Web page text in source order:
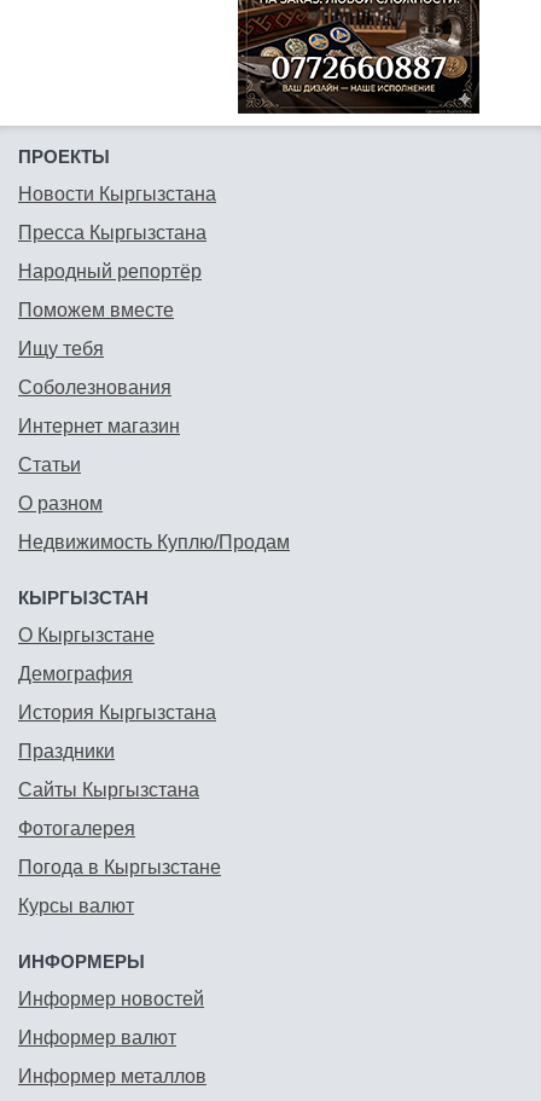
ПРОЕКТЫ
Новости Кыргызстана
Пресса Кыргызстана
Народный репортёр
Поможем вместе
Ищу тебя
Соболезнования
Интернет магазин
Статьи
О разном
Недвижимость Куплю/Продам
КЫРГЫЗСТАН
О Кыргызстане
Демография
История Кыргызстана
Праздники
Сайты Кыргызстана
Фотогалерея
Погода в Кыргызстане
Курсы валют
ИНФОРМЕРЫ
Информер новостей
Информер валют
Информер металлов